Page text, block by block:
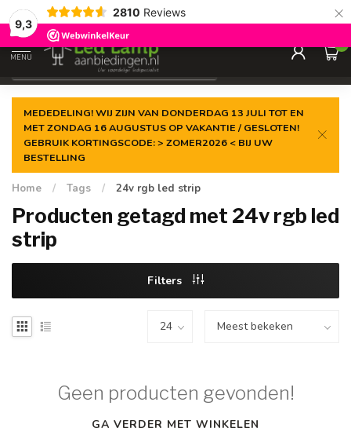
9,3
2810 Reviews ×
Gegarandeerde delaagste prijs
MENU
0
MEDEDELING! WIJ ZIJN VAN DONDERDAG 13 JULI TOT EN
MET ZONDAG 16 AUGUSTUS OP VAKANTIE / GESLOTEN!
GEBRUIK KORTINGSCODE: > ZOMER2026 < BIJ UW
BESTELLING
Home / Tags / 24v rgb led strip
Producten getagd met 24v rgb led
strip
Filters
Geen producten gevonden!
GA VERDER MET WINKELEN